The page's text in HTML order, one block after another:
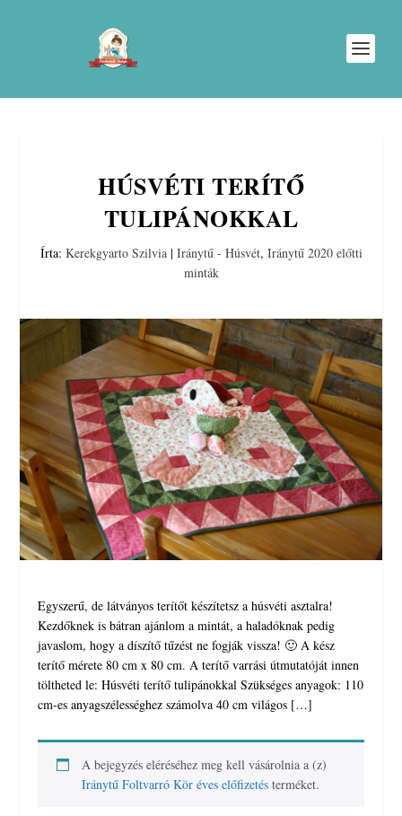
HÚSVÉTI TERÍTŐ
TULIPÁNOKKAL
Írta: Kerekgyarto Szilvia| Iránytű - Húsvét, Iránytű 2020 előtti
minták
Egyszerű, de látványos terítőt készítetsz a húsvéti asztalra!
Kezdőknek is bátran ajánlom a mintát, a haladóknak pedig
javaslom, hogy a díszítő tűzést ne fogják vissza! 🙂 A kész
terítő mérete 80 cm x 80 cm. A terítő varrási útmutatóját innen
töltheted le: Húsvéti terítő tulipánokkal Szükséges anyagok: 110
cm-es anyagszélességhez számolva 40 cm világos […]
A bejegyzés eléréséhez meg kell vásárolnia a (z)
Iránytű Foltvarró Kör éves előfizetés terméket.